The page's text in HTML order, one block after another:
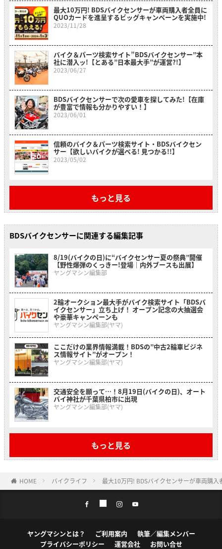
最大10万円! BDSバイクセンサーが車両購入者全員に
QUOカードを進呈するビッグキャンペーンを実施中!
2023/11/28
バイク＆パーツ検索サイト”BDSバイクセンサー”本
社に潜入ッ!【とある”日本最大手”が運営?!】
2023/06/27
BDSバイクセンサーで次の愛車を探してみた!【在庫
が豊富で情報も分かりやすい！】
2023/06/01
信頼のバイク＆パーツ検索サイト・BDSバイクセン
サー【欲しいバイクが選べる! 見つかる!!】
2023/05/02
もっと見る
BDSバイクセンサーに関連する編集記事
8/19(バイクの日)に“バイクセンサー夏の祭典”開催
【野性爆弾のくっきー!登場｜内外ブースも出展】
ヤングマシン編集部
2輪オークション最大手がバイク検索サイト「BDSバ
イクセンサー」立ち上げ！ オープン記念の大抽選会
や豪華キャンペーンも
ヤングマシン編集部(ヤマ)
ここだけの業界情報満載！BDSの”中古2輪車ビジネ
ス情報サイト”がオープン！
ヤングマシン編集部(ヤマ)
交通安全を願って…！8月19日(バイクの日)、オート
バイ神社が千葉県柏市に出現
ヤングマシン編集部(ヤマ)
もっと見る
HOME バイクライフ 最大10万円! BDSバイクセンサーが車両購
ヤングマシンとは？ ご利用案内
執筆／編集メンバー
プライバシーポリシー
運営会社 お問い合せ